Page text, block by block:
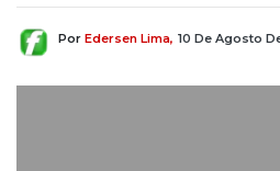
Por Edersen Lima, 10 De Agosto